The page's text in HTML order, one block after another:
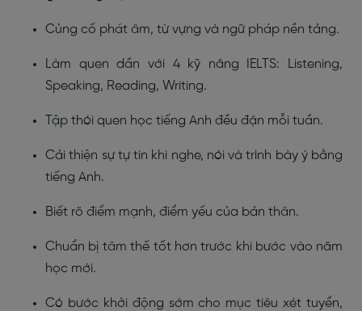
Củng cố phát âm, từ vựng và ngữ pháp nền tảng.
Làm quen dần với 4 kỹ năng IELTS: Listening,
Speaking, Reading, Writing.
Tập thói quen học tiếng Anh đều đặn mỗi tuần.
Cải thiện sự tự tin khi nghe, nói và trình bày ý bằng
tiếng Anh.
Biết rõ điểm mạnh, điểm yếu của bản thân.
Chuẩn bị tâm thế tốt hơn trước khi bước vào năm
học mới.
Có bước khởi động sớm cho mục tiêu xét tuyển,